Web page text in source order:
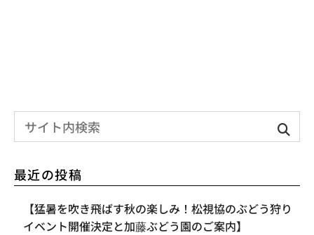
最近の投稿
【​猛暑を吹き飛ばす秋の楽しみ！松視協のぶどう狩り
イベント開催決定と加藤ぶどう園のご案内】